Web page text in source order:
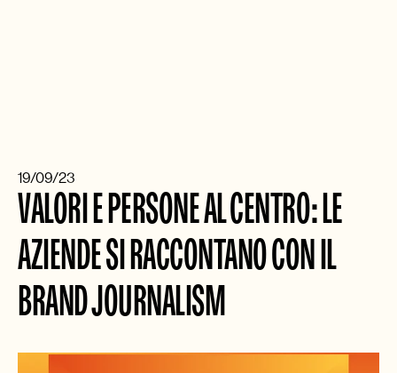
19/09/23
VALORI E PERSONE AL CENTRO: LE
AZIENDE SI RACCONTANO CON IL
BRAND JOURNALISM